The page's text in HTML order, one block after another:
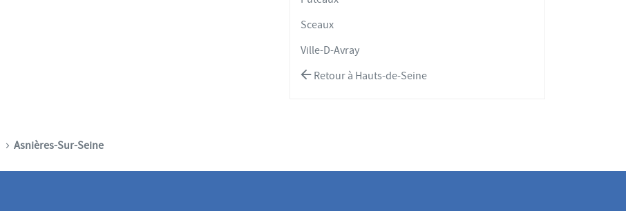
Sceaux
Ville-D-Avray
Retour à Hauts-de-Seine
Asnières-Sur-Seine